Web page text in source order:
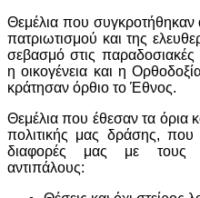
Θεμέλια που συγκροτήθηκαν
πατριωτισμού και της
σεβασμό στις παραδοσιακές
η οικογένεια και η
κράτησαν όρθιο το Έθνος.
Θεμέλια που έθεσαν τα όρια
πολιτικής μας δράσης, που
διαφορές μας με τους
αντιπάλους: